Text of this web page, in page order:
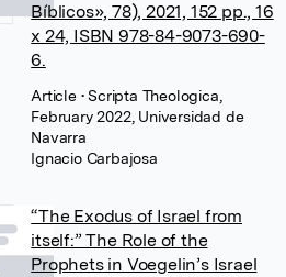
Bíblicos», 78), 2021, 152 pp., 16
x 24, ISBN 978-84-9073-690-
6.
Article • Scripta Theologica,
February 2022, Universidad de
Navarra
Ignacio Carbajosa
“The Exodus of Israel from
itself:” The Role of the
Prophets in Voegelin’s Israel